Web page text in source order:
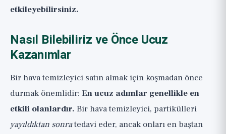
etkileyebilirsiniz.
Nasıl Bilebiliriz ve Önce Ucuz
Kazanımlar
Bir hava temizleyici satın almak için koşmadan önce
durmak önemlidir: En ucuz adımlar genellikle en
etkili olanlardır. Bir hava temizleyici, partikülleri
yayıldıktan sonratedavi eder, ancak onları en baştan